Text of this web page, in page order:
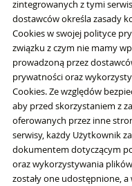
zintegrowanych z tymi
dostawców określa zasady
Cookies w swojej polityce
związku z czym nie mamy
prowadzoną przez
prywatności oraz
Cookies. Ze względów
aby przed skorzystaniem z
oferowanych przez inne
serwisy, każdy Użytkownik
dokumentem dotyczącym
oraz wykorzystywania
zostały one udostępnione, a